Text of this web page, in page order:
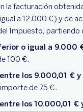
la facturación
a 12.000 €) y de
Impuesto, partiendo
o igual a 9.000
100 €.
los 9.000,01 €
de 75 €.
los 10.000,01 €